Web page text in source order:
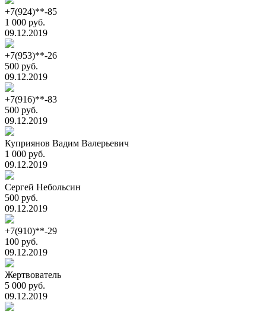
+7(924)**-85
1 000 руб.
09.12.2019
+7(953)**-26
500 руб.
09.12.2019
+7(916)**-83
500 руб.
09.12.2019
Куприянов Вадим Валерьевич
1 000 руб.
09.12.2019
Сергей Небольсин
500 руб.
09.12.2019
+7(910)**-29
100 руб.
09.12.2019
Жертвователь
5 000 руб.
09.12.2019